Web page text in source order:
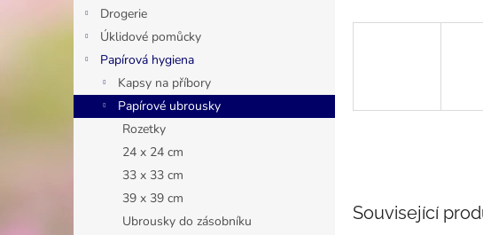
Drogerie
Úklidové pomůcky
Papírová hygiena
Kapsy na příbory
Papírové ubrousky
Rozetky
24 x 24 cm
33 x 33 cm
39 x 39 cm
Ubrousky do zásobníku
Související